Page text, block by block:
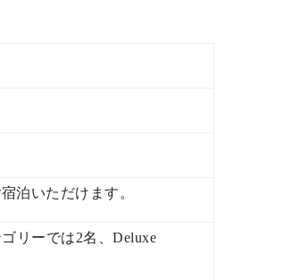
泊いただけます。
リーでは2名、Deluxe